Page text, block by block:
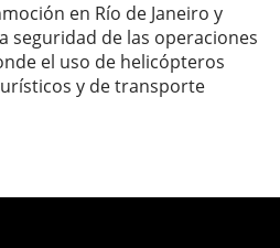
en Río de Janeiro y
seguridad de las operaciones
el uso de helicópteros
y de transporte